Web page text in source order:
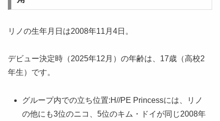
リノの生年月日は2008年11月4日。
デビュー決定時（2025年12月）の年齢は、17歳（高校2
年生）です。
グループ内での立ち位置:H//PE Princessには、リノ
の他にも3位のニコ、5位のキム・ドイが同じ2008年